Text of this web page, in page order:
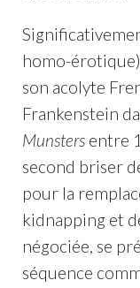
homo-
son acolyte
Frankenstein
Munstersentre
second briser
pour la
kidnapping et
négociée, se
séquence